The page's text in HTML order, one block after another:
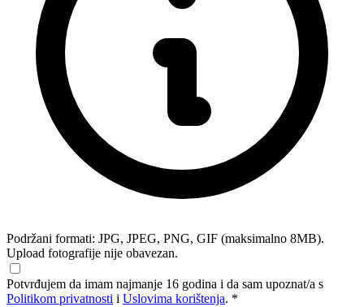
Podržani formati: JPG, JPEG, PNG, GIF (maksimalno 8MB).
Upload fotografije nije obavezan.
Potvrđujem da imam najmanje 16 godina i da sam upoznat/a s
Politikom privatnosti i Uslovima korištenja. *